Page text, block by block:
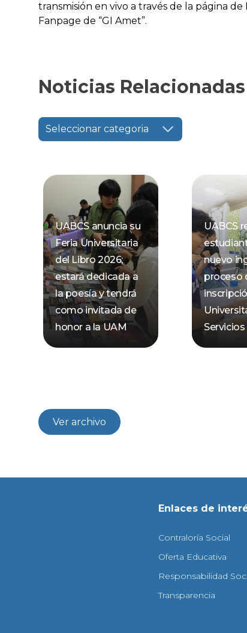
transmisión en vivo a través de la página
Fanpage de “GI Amet”.
Noticias Relacionadas
Seleccionar categoria
UABCS anuncia su
Feria Universitaria
del Libro 2026;
estará dedicada a
la poesía y tendrá
como invitada de
honor a la UAM
UABCS
nuevo
proceso
Servicios
Ver archivo
Enlaces de
Contraloría Social
Oferta Educativa
Responsabilidad
Transparencia